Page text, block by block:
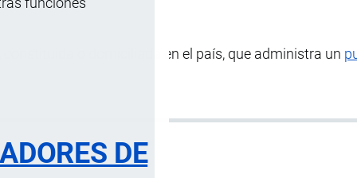
DE
o domiciliada en el país, que administra un